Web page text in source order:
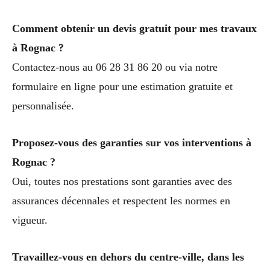
Comment obtenir un devis gratuit pour mes travaux
à Rognac ?
Contactez-nous au 06 28 31 86 20 ou via notre
formulaire en ligne pour une estimation gratuite et
personnalisée.
Proposez-vous des garanties sur vos interventions à
Rognac ?
Oui, toutes nos prestations sont garanties avec des
assurances décennales et respectent les normes en
vigueur.
Travaillez-vous en dehors du centre-ville, dans les